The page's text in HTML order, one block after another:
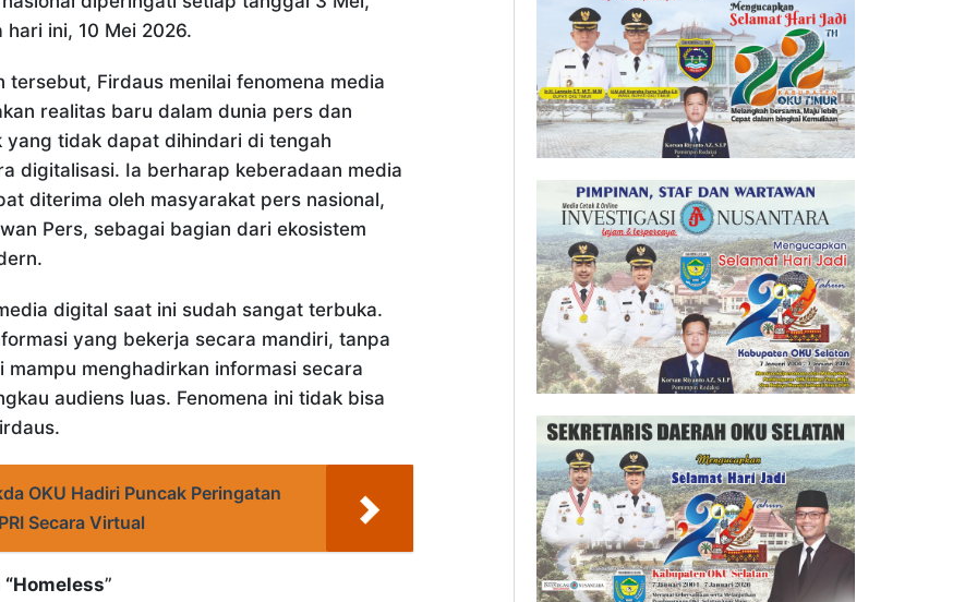
hari ini, 10 Mei 2026.
tersebut, Firdaus menilai fenomena media
realitas baru dalam dunia pers dan
yang tidak dapat dihindari di tengah
digitalisasi. Ia berharap keberadaan media
diterima oleh masyarakat pers nasional,
Pers, sebagai bagian dari ekosistem
digital saat ini sudah sangat terbuka.
yang bekerja secara mandiri, tanpa
mampu menghadirkan informasi secara
audiens luas. Fenomena ini tidak bisa
OKU Hadiri Puncak Peringatan
Secara Virtual
“Homeless”